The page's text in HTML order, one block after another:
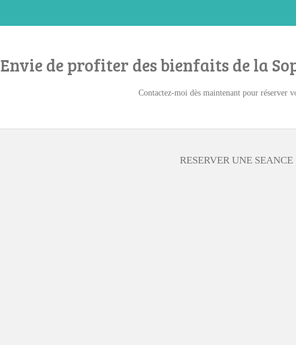
Envie de profiter des bienfaits de la
Contactez-moi dès maintenant pour réserver
RESERVER UNE SEANCE